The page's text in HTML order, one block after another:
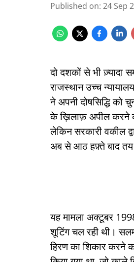
Published on: 24 Sep
दो दशकों से भी ज़्यादा
राजस्थान उच्च
ने अपनी दोषसिद्धि को
के ख़िलाफ़ अपील करने
लेकिन सरकारी वकील
अब से आठ हफ़्ते बाद तय
यह मामला अक्टूबर
शूटिंग चल रही थी।
हिरण का शिकार करने